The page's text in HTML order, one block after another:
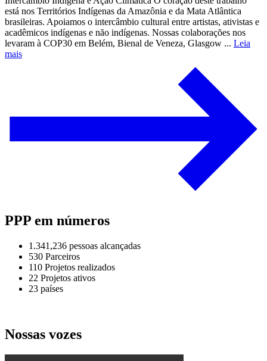
está nos Territórios Indígenas da Amazônia e da Mata Atlântica
brasileiras. Apoiamos o intercâmbio cultural entre artistas, ativistas e
acadêmicos indígenas e não indígenas. Nossas colaborações nos
levaram à COP30 em Belém, Bienal de Veneza, Glasgow ... Leia
mais
PPP em números
1.341,236 pessoas alcançadas
530 Parceiros
110 Projetos realizados
22 Projetos ativos
23 países
Nossas vozes